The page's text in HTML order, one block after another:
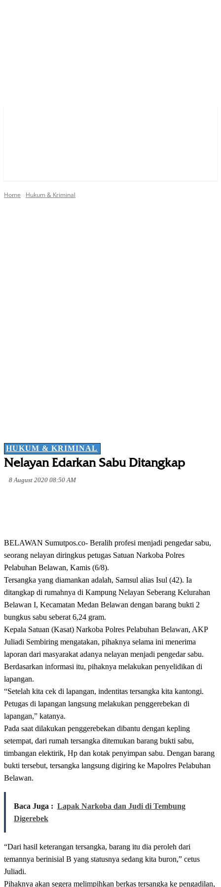
Home Hukum & Kriminal
HUKUM & KRIMINAL
Nelayan Edarkan Sabu Ditangkap
8 August 2020 08:50 AM
BELAWAN Sumutpos.co- Beralih profesi menjadi pengedar sabu,
seorang nelayan diringkus petugas Satuan Narkoba Polres
Pelabuhan Belawan, Kamis (6/8).
Tersangka yang diamankan adalah, Samsul alias Isul (42). Ia
ditangkap di rumahnya di Kampung Nelayan Seberang Kelurahan
Belawan I, Kecamatan Medan Belawan dengan barang bukti 2
bungkus sabu seberat 6,24 gram.
Kepala Satuan (Kasat) Narkoba Polres Pelabuhan Belawan, AKP
Juliadi Sembiring mengatakan, pihaknya selama ini menerima
laporan dari masyarakat adanya nelayan menjadi pengedar sabu.
Berdasarkan informasi itu, pihaknya melakukan penyelidikan di
lapangan.
“Setelah kita cek di lapangan, indentitas tersangka kita kantongi.
Petugas di lapangan langsung melakukan penggerebekan di
lapangan,” katanya.
Pada saat dilakukan penggerebekan dibantu dengan kepling
setempat, dari rumah tersangka ditemukan barang bukti sabu,
timbangan elektirik, Hp dan kotak penyimpan sabu. Dengan barang
bukti tersebut, tersangka langsung digiring ke Mapolres Pelabuhan
Belawan.
Baca Juga : Lapak Narkoba dan Judi di Tembung
Digerebek
“Dari hasil keterangan tersangka, barang itu dia peroleh dari
temannya berinisial B yang statusnya sedang kita buron,” cetus
Juliadi.
Pihaknya akan segera melimpihkan berkas tersangka ke pengadilan,